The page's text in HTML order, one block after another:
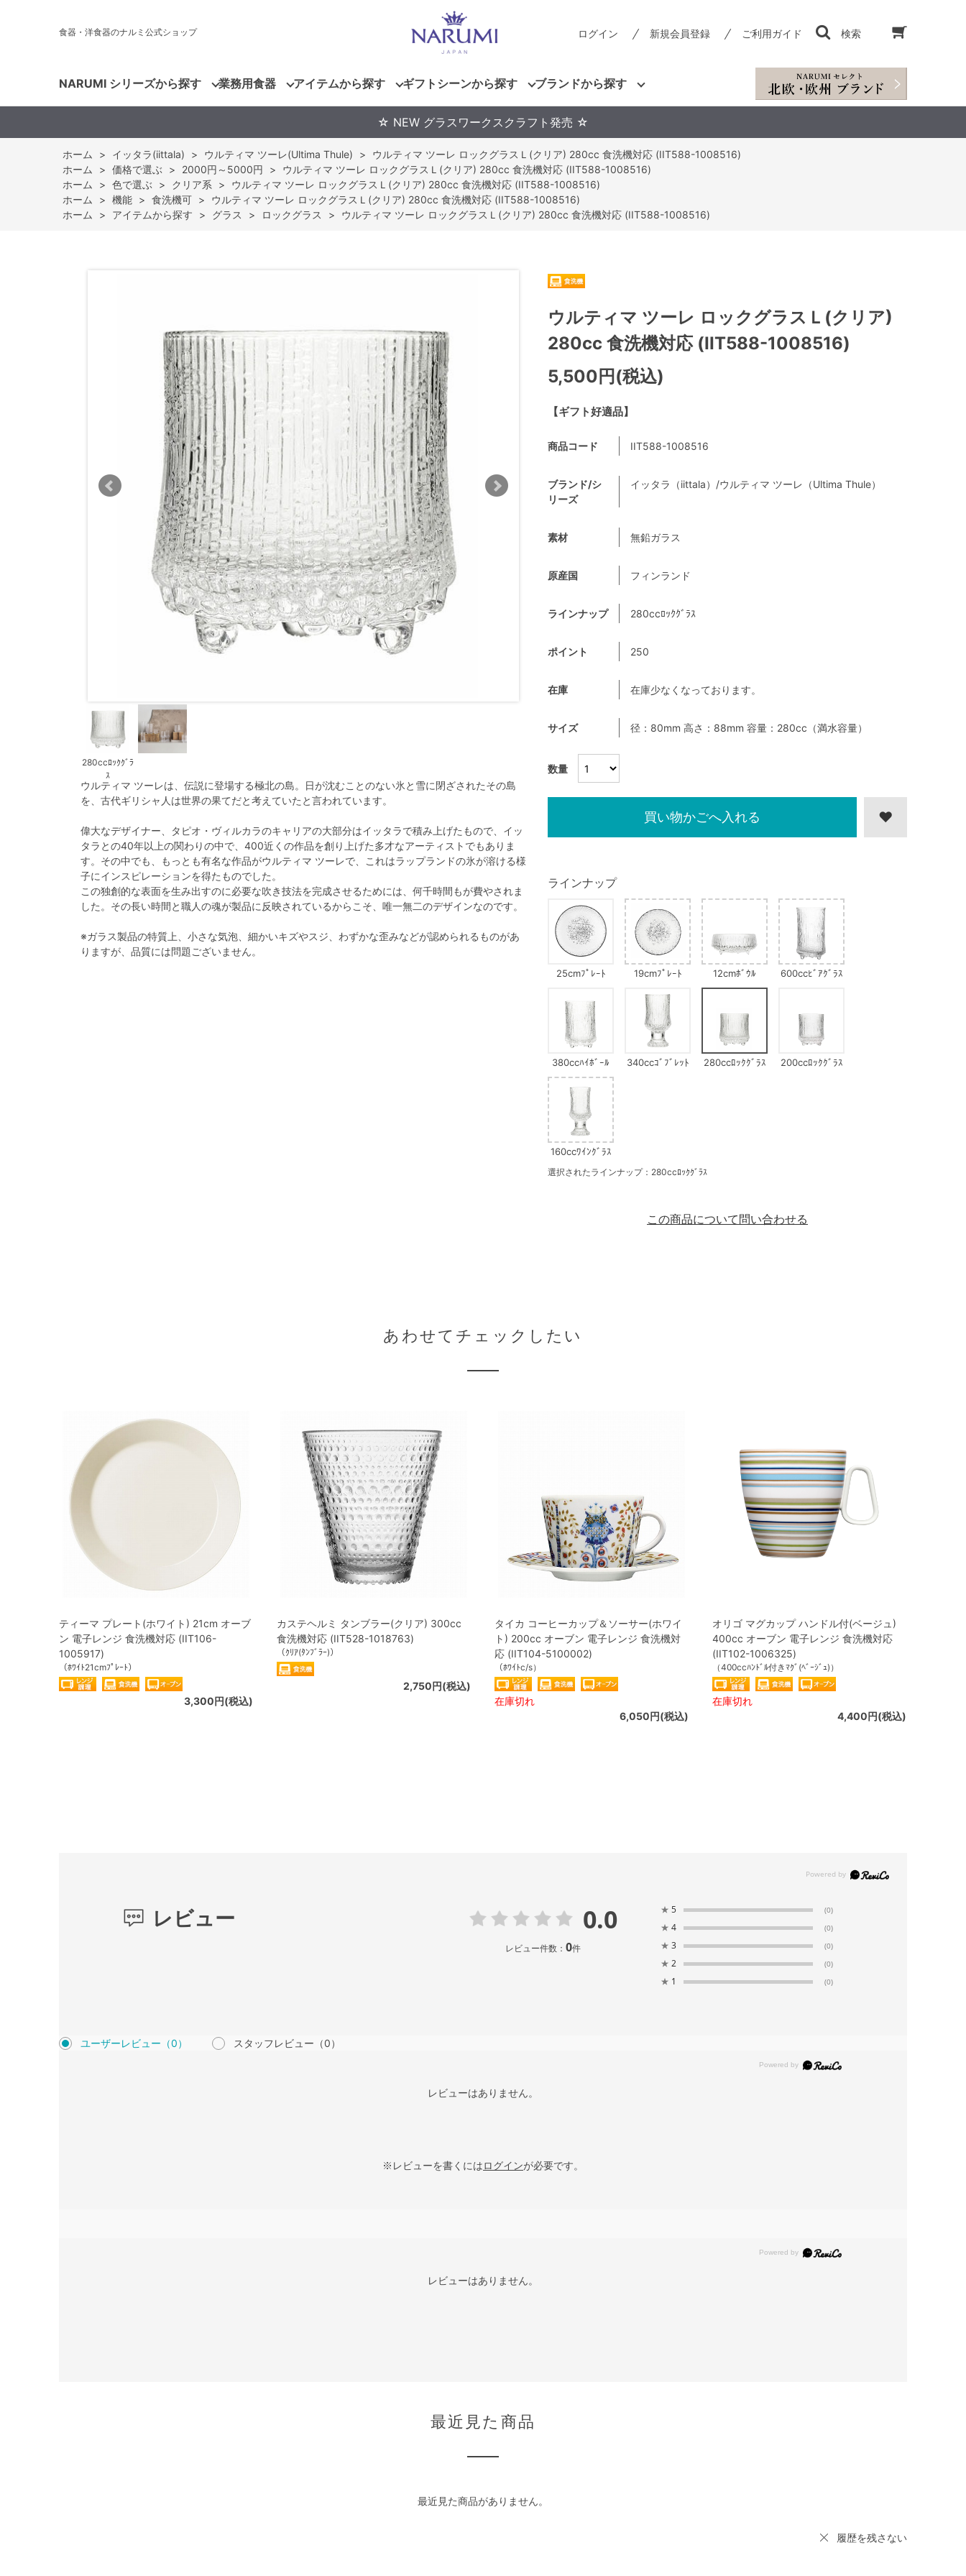
食器・洋食器のナルミ公式ショップ ログイン 新規会員登録 ご利用ガイド 検索
NARUMI シリーズから探す 業務用食器 アイテムから探す ギフトシーンから探す ブランドから探す
☆ NEW グラスワークスクラフト発売 ☆
ホーム > イッタラ(iittala) > ウルティマ ツーレ(Ultima Thule) >
ウルティマ ツーレ ロックグラスＬ(クリア) 280cc 食洗機対応 (IIT588-1008516)
ホーム
> 価格で選ぶ > 2000円～5000円 >
ウルティマ ツーレ ロックグラスＬ(クリア) 280cc 食洗機対応 (IIT588-1008516)
ホーム
> 色で選ぶ > クリア系 >
ウルティマ ツーレ ロックグラスＬ(クリア) 280cc 食洗機対応 (IIT588-1008516)
ホーム
> 機能 > 食洗機可 >
ウルティマ ツーレ ロックグラスＬ(クリア) 280cc 食洗機対応 (IIT588-1008516)
ホーム
> アイテムから探す > グラス > ロックグラス > ウルティマ ツーレ ロックグラスＬ(クリア) 280cc 食洗機対応 (IIT588-1008516)
280ccﾛｯｸｸﾞﾗ
ｽ
ウルティマ ツーレは、伝説に登場する極北の島。日が沈むことのない氷と雪に閉ざされたその島
を、古代ギリシャ人は世界の果てだと考えていたと言われています。
偉大なデザイナー、タピオ・ヴィルカラのキャリアの大部分はイッタラで積み上げたもので、イッ
タラとの40年以上の関わりの中で、400近くの作品を創り上げた多才なアーティストでもありま
す。その中でも、もっとも有名な作品がウルティマ ツーレで、これはラップランドの氷が溶ける様
子にインスピレーションを得たものでした。
この独創的な表面を生み出すのに必要な吹き技法を完成させるためには、何千時間もが費やされま
した。その長い時間と職人の魂が製品に反映されているからこそ、唯一無二のデザインなのです。
※ガラス製品の特質上、小さな気泡、細かいキズやスジ、わずかな歪みなどが認められるものがあ
りますが、品質には問題ございません。
【ギフト好適品】
ウルティマ ツーレ ロックグラスＬ(クリア)
280cc 食洗機対応 (IIT588-1008516)
5,500円(税込)
数量
商品コード IIT588-1008516
ブランド/シ
リーズ
イッタラ（iittala）/ウルティマ ツーレ（Ultima Thule）
素材 無鉛ガラス
原産国 フィンランド
ラインナップ 280ccﾛｯｸｸﾞﾗｽ
ポイント 250
在庫 在庫少なくなっております。
サイズ 径：80mm 高さ：88mm 容量：280cc（満水容量）
ラインナップ
25cmﾌﾟﾚｰﾄ 19cmﾌﾟﾚｰﾄ 12cmﾎﾞｳﾙ 600ccﾋﾞｱｸﾞﾗｽ
380ccﾊｲﾎﾞｰﾙ
ｸﾞﾗｽ
340ccｺﾞﾌﾞﾚｯﾄ 280ccﾛｯｸｸﾞﾗｽ 200ccﾛｯｸｸﾞﾗｽ
160ccﾜｲﾝｸﾞﾗｽ
選択されたラインナップ：280ccﾛｯｸｸﾞﾗｽ
買い物かごへ入れる
この商品について問い合わせる
あわせてチェックしたい
ティーマ プレート(ホワイト) 21cm オーブ
ン 電子レンジ 食洗機対応 (IIT106-
1005917)
（ﾎﾜｲﾄ21cmﾌﾟﾚｰﾄ）
3,300円(税込)
カステヘルミ タンブラー(クリア) 300cc
食洗機対応 (IIT528-1018763)
（ｸﾘｱ(ﾀﾝﾌﾞﾗｰ)）
2,750円(税込)
タイカ コーヒーカップ＆ソーサー(ホワイ
ト) 200cc オーブン 電子レンジ 食洗機対
応 (IIT104-5100002)
（ﾎﾜｲﾄc/s）
在庫切れ
6,050円(税込)
オリゴ マグカップ ハンドル付(ベージュ)
400cc オーブン 電子レンジ 食洗機対応
(IIT102-1006325)
（400ccﾊﾝﾄﾞﾙ付きﾏｸﾞ(ﾍﾞｰｼﾞｭ)）
在庫切れ
4,400円(税込)
レビュー 0.0
レビュー件数： 0件
★ 5 (0)
★ 4 (0)
★ 3 (0)
★ 2 (0)
★ 1 (0)
ユーザーレビュー （0） スタッフレビュー （0）
レビューはありません。
※レビューを書くにはログインが必要です。
レビューはありません。
最近見た商品
最近見た商品がありません。
履歴を残さない